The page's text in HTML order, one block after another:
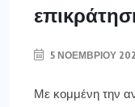
5 ΝΟΕΜΒΡΊΟΥ
Με κομμένη την